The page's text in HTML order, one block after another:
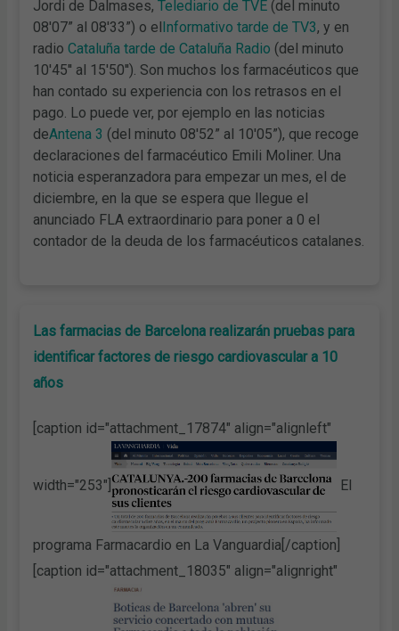
Jordi de Dalmases,Telediario de TVE (del minuto
08'07” al 08'33”) o el Informativo tarde de TV3, y en
radioCataluña tarde de Cataluña Radio (del minuto
10'45'' al 15'50''). Son muchos los farmacéuticos que
han contado su experiencia con los retrasos en el
pago. Lo puede ver, por ejemplo en las noticias
deAntena 3 (del minuto 08'52” al 10'05”), que recoge
declaraciones del farmacéutico Emili Moliner. Una
noticia esperanzadora para empezar un mes, el de
diciembre, en la que se espera que llegue el
anunciado FLA extraordinario para poner a 0 el
contador de la deuda de los farmacéuticos catalanes.
Las farmacias de Barcelona realizarán pruebas para
identificar factores de riesgo cardiovascular a 10
años
[caption id="attachment_17874" align="alignleft"
width="253"] El
programa Farmacardio en La Vanguardia[/caption]
[caption id="attachment_18035" align="alignright"